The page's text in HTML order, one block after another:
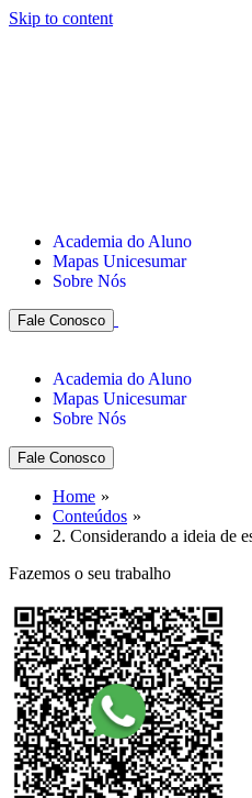
Skip to content
Academia do Aluno
Mapas Unicesumar
Sobre Nós
Fale Conosco
Academia do Aluno
Mapas Unicesumar
Sobre Nós
Fale Conosco
Home
Conteúdos
2. Considerando a ideia de
Fazemos o seu trabalho